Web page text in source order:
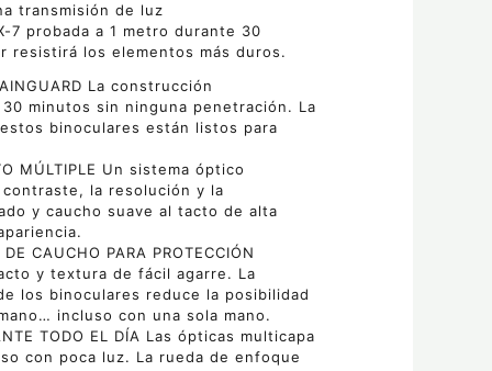
transmisión de luz
7 probada a 1 metro durante 30
resistirá los elementos más duros.
La construcción
minutos sin ninguna penetración. La
binoculares están listos para
MÚLTIPLE Un sistema óptico
la resolución y la
y caucho suave al tacto de alta
CAUCHO PARA PROTECCIÓN
y textura de fácil agarre. La
los binoculares reduce la posibilidad
incluso con una sola mano.
TODO EL DÍA Las ópticas multicapa
con poca luz. La rueda de enfoque